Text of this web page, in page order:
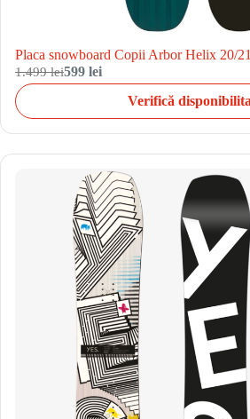
Placa snowboard Copii Arbor Helix 20/
1.499 lei599 lei
Verifică